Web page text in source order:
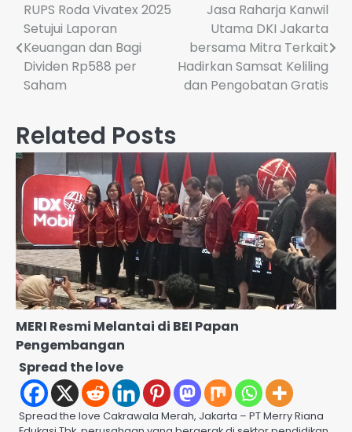
Navigasi
pos
RUPS Roda Vivatex 2025
Setujui Laporan
Keuangan dan Bagi
Dividen Rp588 per
Saham
Jasa Raharja Kanwil
Utama DKI Jakarta
bersama Mitra Terkait
Hadirkan Samsat Keliling
dan Pengobatan Gratis
Related Posts
MERI Resmi Melantai di BEI Papan
Pengembangan
Spread the love
Spread the love Cakrawala Merah, Jakarta – PT Merry Riana